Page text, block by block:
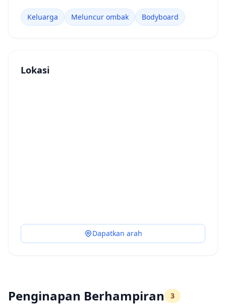
Keluarga Meluncur ombak Bodyboard
Lokasi
Dapatkan arah
Penginapan Berhampiran 3